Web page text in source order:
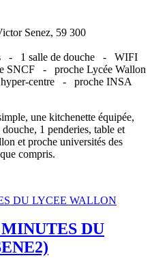
Senez, 59 300
- 1 salle de douche - WIFI
SNCF - proche Lycée Wallon
hyper-centre - proche INSA
une kitchenette équipée,
1 penderies, table et
et proche universités des
compris.
DU